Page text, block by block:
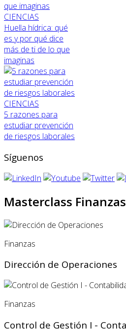
CIENCIAS
Huella hídrica: qué
es y por qué dice
más de ti de lo que
imaginas
CIENCIAS
5 razones para
estudiar prevención
de riesgos laborales
Síguenos
Masterclass Finanzas
Finanzas
Dirección de Operaciones
Finanzas
Control de Gestión I -